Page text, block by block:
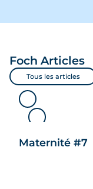
Foch Articles
Tous les articles
Maternité #7